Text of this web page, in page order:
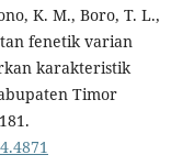
K. M., Boro, T. L.,
fenetik varian
karakteristik
Timor